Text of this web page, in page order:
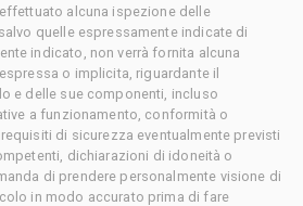
alcuna ispezione delle
quelle espressamente indicate di
indicato, non verrà fornita alcuna
o implicita, riguardante il
e delle sue componenti, incluso
a funzionamento, conformità o
di sicurezza eventualmente previsti
dichiarazioni di idoneità o
di prendere personalmente visione di
in modo accurato prima di fare